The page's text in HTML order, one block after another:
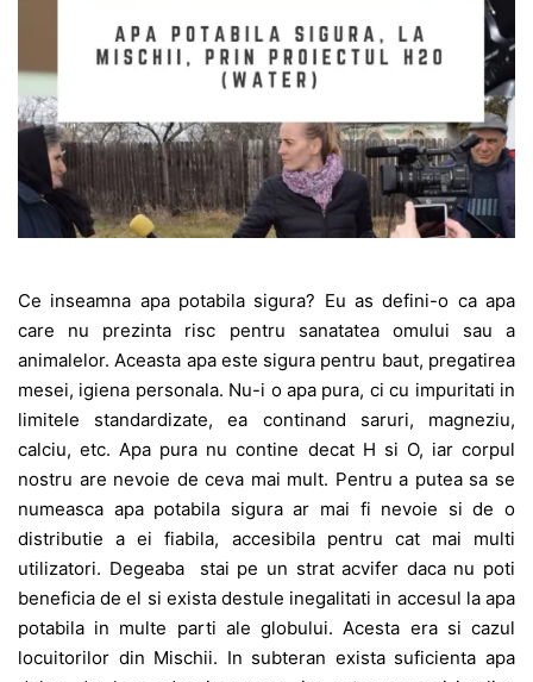
Ce inseamna apa potabila sigura? Eu as defini-o ca apa
care nu prezinta risc pentru sanatatea omului sau a
animalelor. Aceasta apa este sigura pentru baut, pregatirea
mesei, igiena personala. Nu-i o apa pura, ci cu impuritati in
limitele standardizate, ea continand saruri, magneziu,
calciu, etc. Apa pura nu contine decat H si O, iar corpul
nostru are nevoie de ceva mai mult. Pentru a putea sa se
numeasca apa potabila sigura ar mai fi nevoie si de o
distributie a ei fiabila, accesibila pentru cat mai multi
utilizatori. Degeaba stai pe un strat acvifer daca nu poti
beneficia de el si exista destule inegalitati in accesul la apa
potabila in multe parti ale globului. Acesta era si cazul
locuitorilor din Mischii. In subteran exista suficienta apa